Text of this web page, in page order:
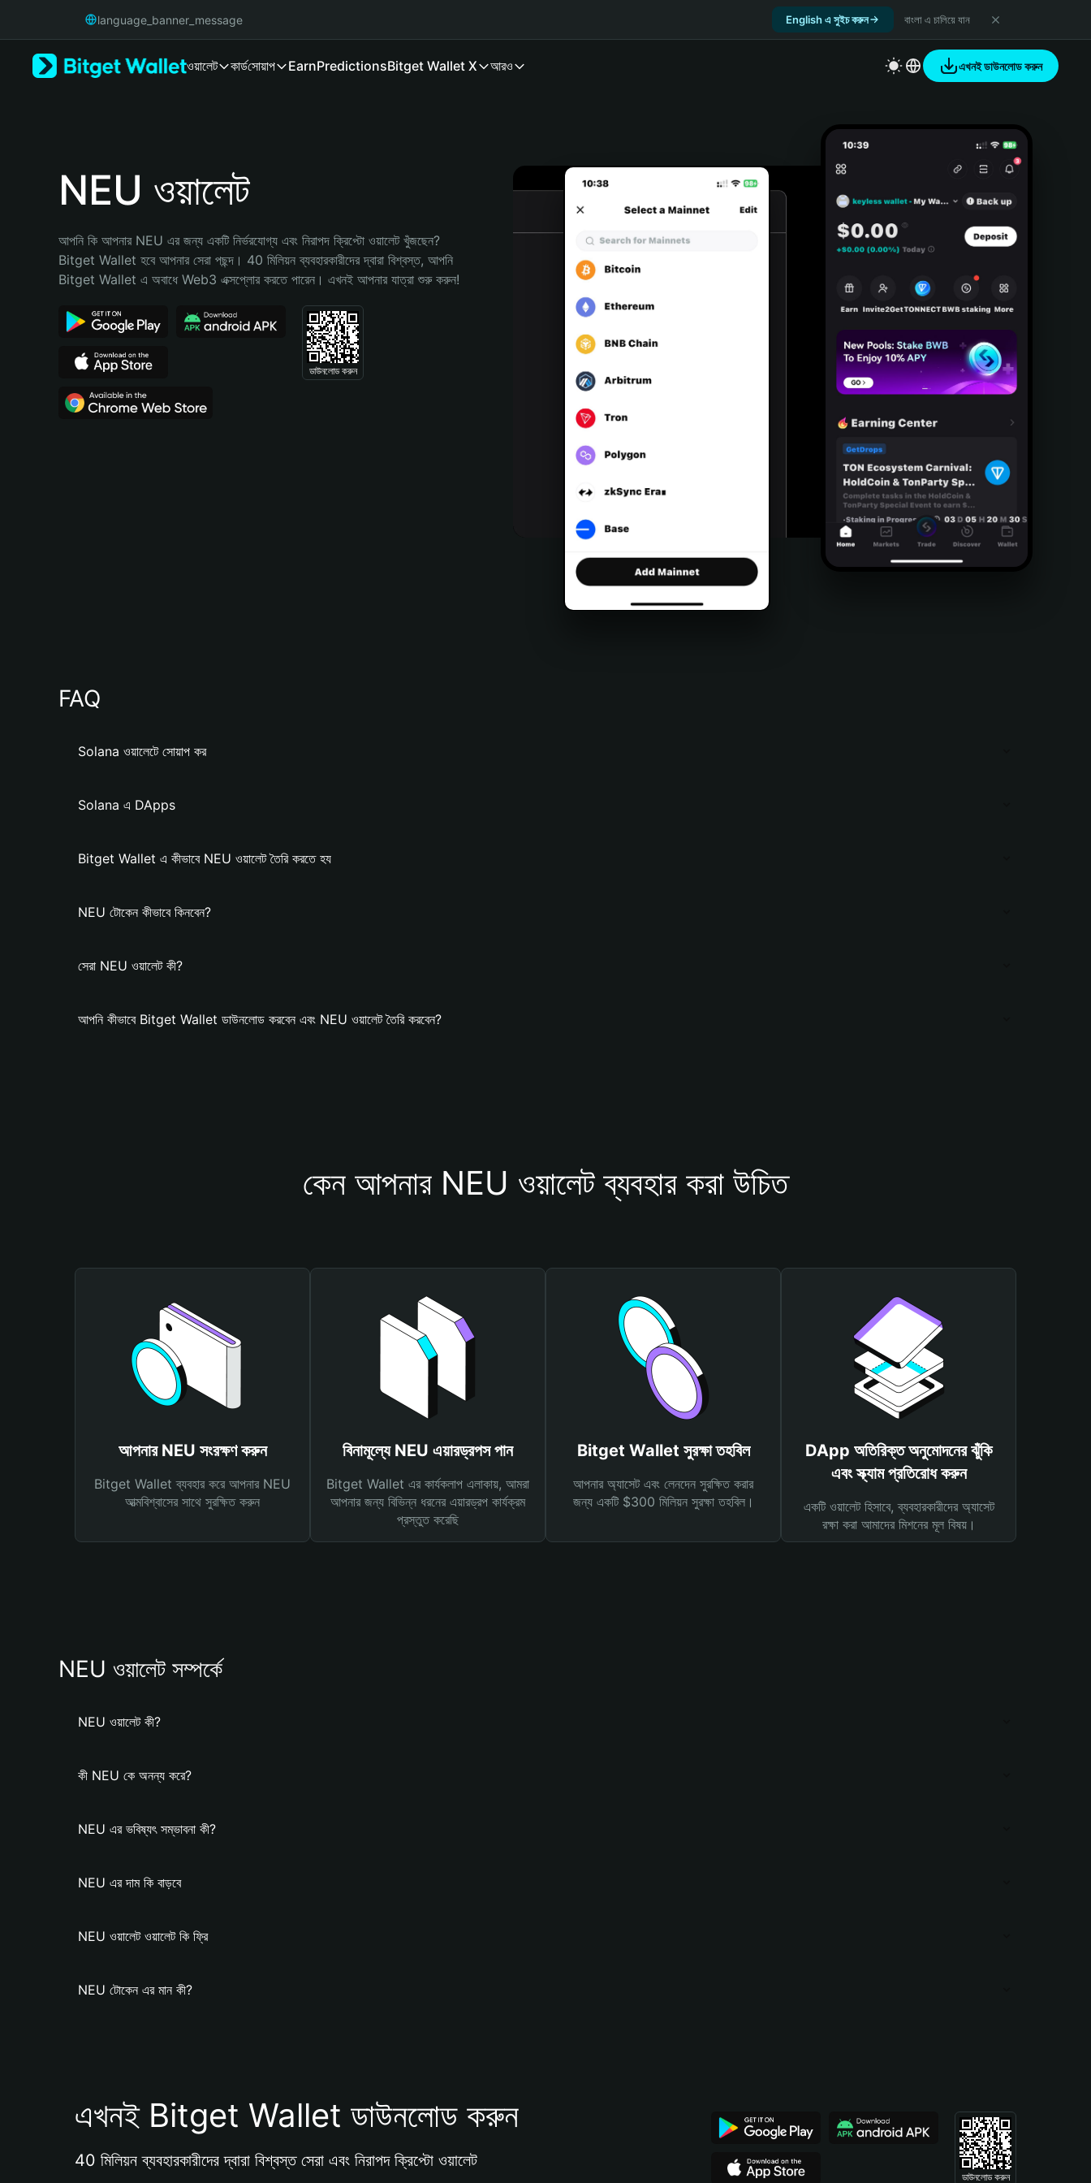
Русский
Bahasa Indonesia
Español (Argentina)
language_banner_message English এ সুইচ করুন বাংলা এ চালিয়ে যান
ওয়ালেট কার্ডসোয়াপ EarnPredictionsBitget Wallet X আরও এখনই ডাউনলোড করুন
NEU ওয়ালেট
আপনি কি আপনার NEU এর জন্য একটি নির্ভরযোগ্য এবং নিরাপদ ক্রিপ্টো ওয়ালেট খুঁজছেন?
Bitget Wallet হবে আপনার সেরা পছন্দ। 40 মিলিয়ন ব্যবহারকারীদের দ্বারা বিশ্বস্ত, আপনি
Bitget Wallet এ অবাধে Web3 এক্সপ্লোর করতে পারেন। এখনই আপনার যাত্রা শুরু করুন!
ডাউনলোড করুন
FAQ
Solana ওয়ালেটে সোয়াপ কর
Solana এ DApps
Bitget Wallet এ কীভাবে NEU ওয়ালেট তৈরি করতে হয
NEU টোকেন কীভাবে কিনবেন?
সেরা NEU ওয়ালেট কী?
আপনি কীভাবে Bitget Wallet ডাউনলোড করবেন এবং NEU ওয়ালেট তৈরি করবেন?
কেন আপনার NEU ওয়ালেট ব্যবহার করা উচিত
আপনার NEU সংরক্ষণ করুন
Bitget Wallet ব্যবহার করে আপনার NEU
আত্মবিশ্বাসের সাথে সুরক্ষিত করুন
বিনামূল্যে NEU এয়ারড্রপস পান
Bitget Wallet এর কার্যকলাপ এলাকায়, আমরা
আপনার জন্য বিভিন্ন ধরনের এয়ারড্রপ কার্যক্রম
প্রস্তুত করেছি
Bitget Wallet সুরক্ষা তহবিল
আপনার অ্যাসেট এবং লেনদেন সুরক্ষিত করার
জন্য একটি $300 মিলিয়ন সুরক্ষা তহবিল।
DApp অতিরিক্ত অনুমোদনের ঝুঁকি
এবং স্ক্যাম প্রতিরোধ করুন
একটি ওয়ালেট হিসাবে, ব্যবহারকারীদের অ্যাসেট
রক্ষা করা আমাদের মিশনের মূল বিষয়।
NEU ওয়ালেট সম্পর্কে
NEU ওয়ালেট কী?
কী NEU কে অনন্য করে?
NEU এর ভবিষ্যৎ সম্ভাবনা কী?
NEU এর দাম কি বাড়বে
NEU ওয়ালেট ওয়ালেট কি ফ্রি
NEU টোকেন এর মান কী?
এখনই Bitget Wallet ডাউনলোড করুন
40 মিলিয়ন ব্যবহারকারীদের দ্বারা বিশ্বস্ত সেরা এবং নিরাপদ ক্রিপ্টো ওয়ালেট
ডাউনলোড করুন